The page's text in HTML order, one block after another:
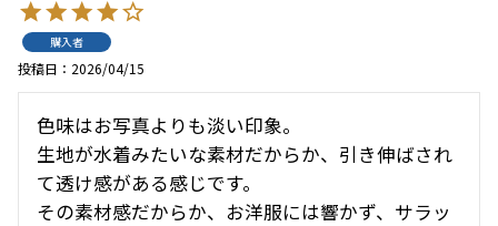
購入者
投稿日 2026/04/15
色味はお写真よりも淡い印象。
生地が水着みたいな素材だからか、引き伸ばされ
て透け感がある感じです。
その素材感だからか、お洋服には響かず、サラッ